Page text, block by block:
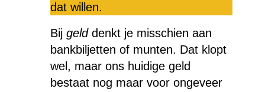
dat willen.
Bij geld denkt je misschien aan
bankbiljetten of munten. Dat klopt
wel, maar ons huidige geld
bestaat nog maar voor ongeveer